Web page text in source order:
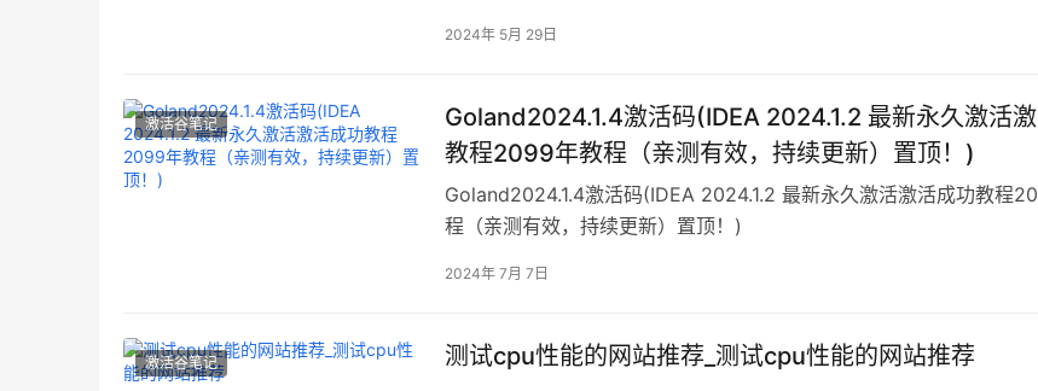
speciality的中
2024年 5月 29日
激活谷笔记
Goland2024.1.4激活码(IDEA 2024.1.2 最新永久激活
教程2099年教程（亲测有效，持续更新）置顶！)
Goland2024.1.4激活码(IDEA 2024.1.2 最新永久激活激活成功教程
程（亲测有效，持续更新）置顶！)
2024年 7月 7日
激活谷笔记 测试cpu性能的网站推荐_测试cpu性能的网站推荐